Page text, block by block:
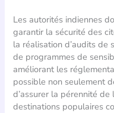
Les autorités indiennes
garantir la sécurité des
la réalisation d’audits de
de programmes de
améliorant les
possible non seulement
d’assurer la pérennité
destinations populaires